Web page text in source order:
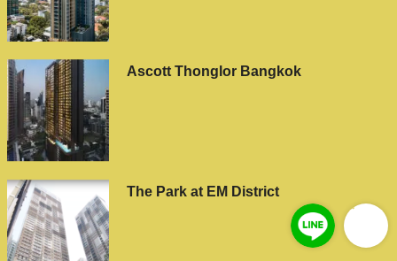
Ascott Thonglor Bangkok
The Park at EM District